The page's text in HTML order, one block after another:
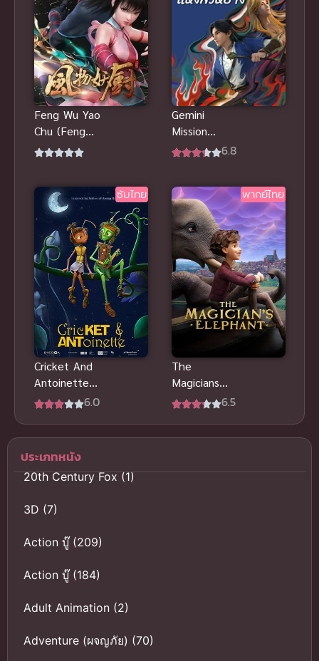
Feng Wu Yao
Chu (Feng
wu Demon
Gemini
Mission
(2023)
ไทย อนิเมะ
สืบสวนคดี
6.8
ซับไทย
Cricket And
Antoinette
ซับไทยดี
สนุกสนาน
6.0
พากย์ไทย
The
Magicians
Elephant 6.5
ประเภทหนัง
20th Century Fox(1)
3D (7)
Action บู๊(209)
Action บู๊(184)
Adult Animation (2)
Adventure (ผจญภัย) (70)